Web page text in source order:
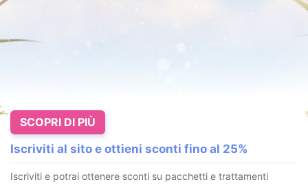
Iscriviti al sito e ottieni sconti fino al 25%
Iscriviti e potrai ottenere sconti su pacchetti e trattamenti
SCOPRI DI PIÙ